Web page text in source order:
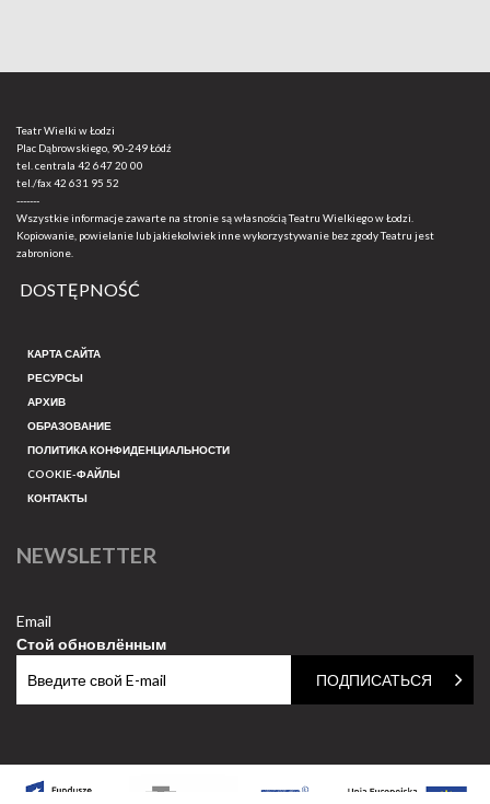
Teatr Wielki w Łodzi
Plac Dąbrowskiego, 90-249 Łódź
tel. centrala 42 647 20 00
tel./fax42 631 95 52
-------
Wszystkie informacje zawarte na stronie są własnością Teatru Wielkiego w Łodzi.
Kopiowanie, powielanie lub jakiekolwiek inne wykorzystywanie bez zgody Teatru jest
zabronione.
DOSTĘPNOŚĆ
КАРТА САЙТА
РЕСУРСЫ
АРХИВ
ОБРАЗОВАНИЕ
ПОЛИТИКА КОНФИДЕНЦИАЛЬНОСТИ
COOKIE-ФАЙЛЫ
КОНТАКТЫ
NEWSLETTER
Email
Стой обновлённым